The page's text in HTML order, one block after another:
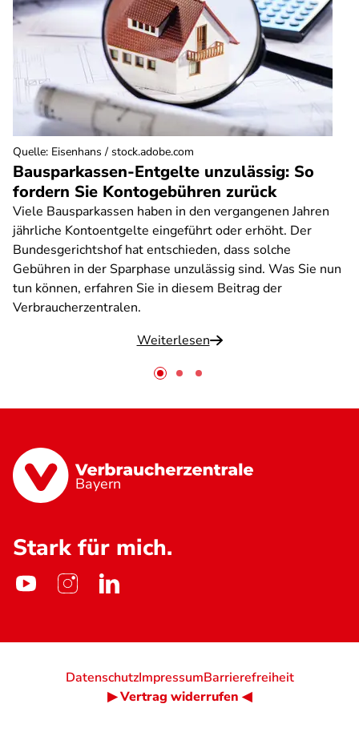
Bausparkassen-Entgelte unzulässig: So
fordern Sie Kontogebühren zurück
Viele Bausparkassen haben in den vergangenen Jahren
jährliche Kontoentgelte eingeführt oder erhöht. Der
Bundesgerichtshof hat entschieden, dass solche
Gebühren in der Sparphase unzulässig sind. Was Sie nun
tun können, erfahren Sie in diesem Beitrag der
Verbraucherzentralen.
Weiterlesen
Quelle: Eisenhans / stock.adobe.com
Bayern
Stark für mich.
DatenschutzImpressumBarrierefreiheit
▶ Vertrag widerrufen ◀